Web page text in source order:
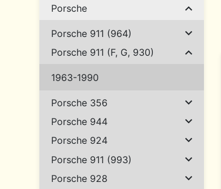
Porsche 
Porsche 911 (964) 
Porsche 911 (F, G, 930) 
1963-1990
Porsche 356 
Porsche 944 
Porsche 924 
Porsche 911 (993) 
Porsche 928 